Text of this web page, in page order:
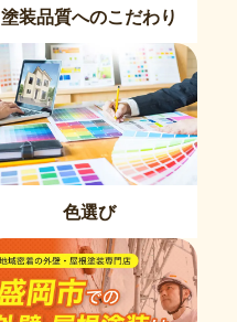
塗装品質へのこだわり
色選び